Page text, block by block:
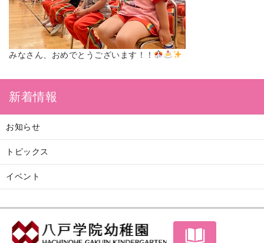
みなさん、おめでとうございます！！
新着情報
お知らせ
トピックス
イベント